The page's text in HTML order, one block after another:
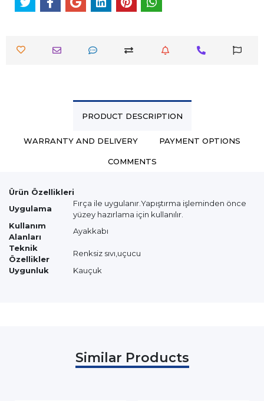
PRODUCT DESCRIPTION
WARRANTY AND DELIVERY PAYMENT OPTIONS
COMMENTS
Ürün Özellikleri
Uygulama
Fırça ile uygulanır.Yapıştırma işleminden önce
yüzey hazırlama için kullanılır.
Kullanım
Alanları
Ayakkabı
Teknik
Özellikler
Renksiz sıvı,uçucu
Uygunluk
Kauçuk
Similar Products